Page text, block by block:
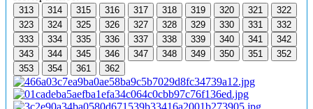
313 314 315 316 317 318 319 320 321
322
323
324 325 326 327 328 329 330 331
332
333
334 335 336 337 338 339 340 341
342
343
344 345 346 347 348 349 350 351
352
353
354 361 362